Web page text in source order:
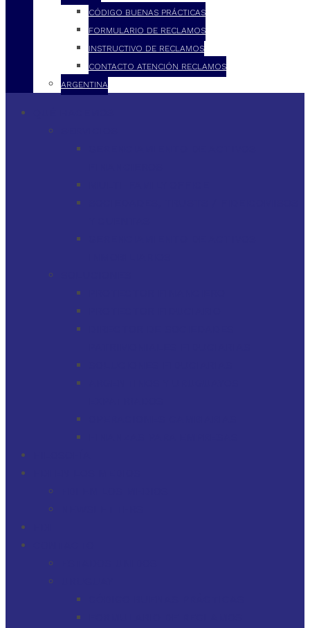
CÓDIGO BUENAS PRÁCTICAS
FORMULARIO DE RECLAMOS
INSTRUCTIVO DE RECLAMOS
CONTACTO ATENCIÓN RECLAMOS
ARGENTINA